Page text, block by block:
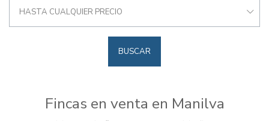
HASTA CUALQUIER PRECIO
BUSCAR
Fincas en venta en Manilva